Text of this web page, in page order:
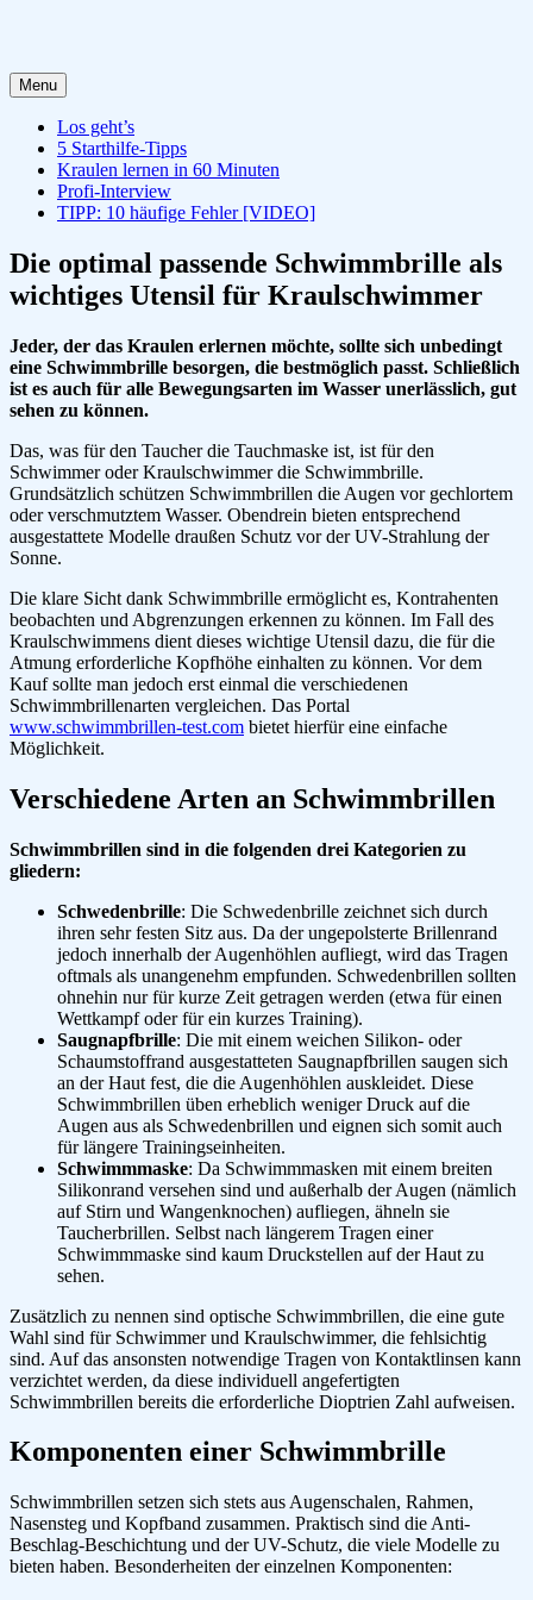
Menu
Los geht’s
5 Starthilfe-Tipps
Kraulen lernen in 60 Minuten
Profi-Interview
TIPP: 10 häufige Fehler [VIDEO]
Die optimal passende Schwimmbrille als
wichtiges Utensil für Kraulschwimmer
Jeder, der das Kraulen erlernen möchte, sollte sich unbedingt
eine Schwimmbrille besorgen, die bestmöglich passt. Schließlich
ist es auch für alle Bewegungsarten im Wasser unerlässlich, gut
sehen zu können.
Das, was für den Taucher die Tauchmaske ist, ist für den
Schwimmer oder Kraulschwimmer die Schwimmbrille.
Grundsätzlich schützen Schwimmbrillen die Augen vor gechlortem
oder verschmutztem Wasser. Obendrein bieten entsprechend
ausgestattete Modelle draußen Schutz vor der UV-Strahlung der
Sonne.
Die klare Sicht dank Schwimmbrille ermöglicht es, Kontrahenten
beobachten und Abgrenzungen erkennen zu können. Im Fall des
Kraulschwimmens dient dieses wichtige Utensil dazu, die für die
Atmung erforderliche Kopfhöhe einhalten zu können. Vor dem
Kauf sollte man jedoch erst einmal die verschiedenen
Schwimmbrillenarten vergleichen. Das Portal
www.schwimmbrillen-test.com bietet hierfür eine einfache
Möglichkeit.
Verschiedene Arten an Schwimmbrillen
Schwimmbrillen sind in die folgenden drei Kategorien zu
gliedern:
Schwedenbrille: Die Schwedenbrille zeichnet sich durch
ihren sehr festen Sitz aus. Da der ungepolsterte Brillenrand
jedoch innerhalb der Augenhöhlen aufliegt, wird das Tragen
oftmals als unangenehm empfunden. Schwedenbrillen sollten
ohnehin nur für kurze Zeit getragen werden (etwa für einen
Wettkampf oder für ein kurzes Training).
Saugnapfbrille: Die mit einem weichen Silikon- oder
Schaumstoffrand ausgestatteten Saugnapfbrillen saugen sich
an der Haut fest, die die Augenhöhlen auskleidet. Diese
Schwimmbrillen üben erheblich weniger Druck auf die
Augen aus als Schwedenbrillen und eignen sich somit auch
für längere Trainingseinheiten.
Schwimmmaske: Da Schwimmmasken mit einem breiten
Silikonrand versehen sind und außerhalb der Augen (nämlich
auf Stirn und Wangenknochen) aufliegen, ähneln sie
Taucherbrillen. Selbst nach längerem Tragen einer
Schwimmmaske sind kaum Druckstellen auf der Haut zu
sehen.
Zusätzlich zu nennen sind optische Schwimmbrillen, die eine gute
Wahl sind für Schwimmer und Kraulschwimmer, die fehlsichtig
sind. Auf das ansonsten notwendige Tragen von Kontaktlinsen kann
verzichtet werden, da diese individuell angefertigten
Schwimmbrillen bereits die erforderliche Dioptrien Zahl aufweisen.
Komponenten einer Schwimmbrille
Schwimmbrillen setzen sich stets aus Augenschalen, Rahmen,
Nasensteg und Kopfband zusammen. Praktisch sind die Anti-
Beschlag-Beschichtung und der UV-Schutz, die viele Modelle zu
bieten haben. Besonderheiten der einzelnen Komponenten: